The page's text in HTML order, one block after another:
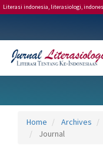
Literasi indonesia, literasiologi,
Main
Content
Sidebar
Home
Archives
Journal